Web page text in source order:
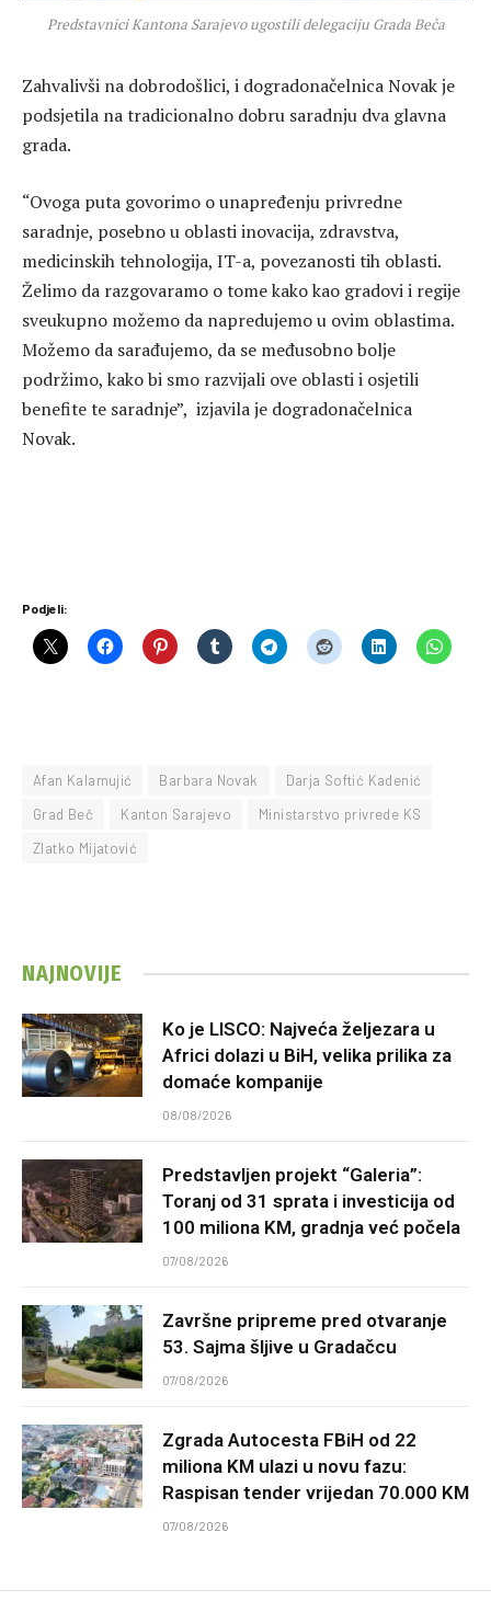
Predstavnici Kantona Sarajevo ugostili delegaciju Grada Beča
Zahvalivši na dobrodošlici, i dogradonačelnica Novak je
podsjetila na tradicionalno dobru saradnju dva glavna
grada.
“Ovoga puta govorimo o unapređenju privredne
saradnje, posebno u oblasti inovacija, zdravstva,
medicinskih tehnologija, IT-a, povezanosti tih oblasti.
Želimo da razgovaramo o tome kako kao gradovi i regije
sveukupno možemo da napredujemo u ovim oblastima.
Možemo da sarađujemo, da se međusobno bolje
podržimo, kako bi smo razvijali ove oblasti i osjetili
benefite te saradnje”, izjavila je dogradonačelnica
Novak.
Podjeli:
Afan Kalamujić Barbara Novak
Darja Softić Kadenić
Grad Beč
Kanton Sarajevo
Ministarstvo privrede KS
Zlatko Mijatović
NAJNOVIJE
Ko je LISCO: Najveća željezara u
Africi dolazi u BiH, velika prilika za
domaće kompanije
08/08/2026
Predstavljen projekt “Galeria”:
Toranj od 31 sprata i investicija od
100 miliona KM, gradnja već počela
07/08/2026
Završne pripreme pred otvaranje
53. Sajma šljive u Gradačcu
07/08/2026
Zgrada Autocesta FBiH od 22
miliona KM ulazi u novu fazu:
Raspisan tender vrijedan 70.000 KM
07/08/2026